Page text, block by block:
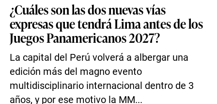
¿Cuáles son las dos nuevas vías
expresas que tendrá Lima antes de los
Juegos Panamericanos 2027?
La capital del Perú volverá a albergar una
edición más del magno evento
multidisciplinario internacional dentro de 3
años, y por ese motivo la MM...